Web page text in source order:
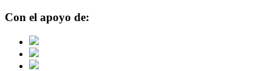
Con el apoyo de: